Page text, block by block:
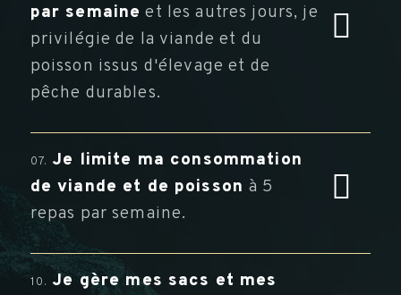
par semaine et les autres jours, je
privilégie de la viande et du
poisson issus d'élevage et de
pêche durables.
07. Je limite ma consommation
de viande et de poissonà 5
repas par semaine.
10. Je gère mes sacs et mes